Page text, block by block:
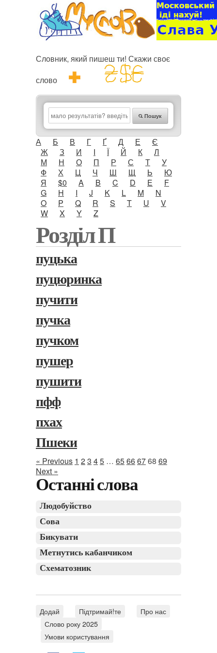
Словник, який пишеш ти! Скажи своє
слово
Пошук
А Б В Г Ґ Д Е
Є
Ж
З И І Ї Й К
Л
М
Н О П Р С Т
У
Ф
Х Ц Ч Ш Щ Ь
Ю
Я
$0 A B C D E
F
G
H I J K L M
N
O
P Q R S T U
V
W
X Y Z
Розділ П
пуцька
пуцюринка
пучити
пучка
пучком
пушер
пушити
пфф
пхах
Пшеки
« Previous 1 23 45 … 65666768 69
Next »
Останні слова
Людобуйство
Сова
Бикувати
Метнутись кабанчиком
Схематозник
Додай Підтримай!те
Про нас
Слово року 2025
Умови користування